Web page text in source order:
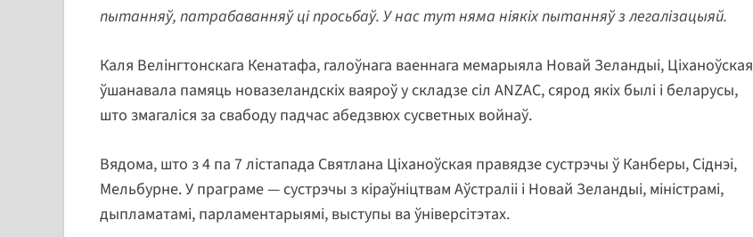
пытанняў, патрабаванняў ці просьбаў. У нас тут няма ніякіх пытанняў з легалізацыяй.
Каля Велінгтонскага Кенатафа, галоўнага ваеннага мемарыяла Новай Зеландыі, Ціханоўская
ўшанавала памяць новазеландскіх ваяроў у складзе сіл ANZAC, сярод якіх былі і беларусы,
што змагаліся за свабоду падчас абедзвюх сусветных войнаў.
Вядома, што з 4 па 7 лістапада Святлана Ціханоўская правядзе сустрэчы ў Канберы, Сіднэі,
Мельбурне. У праграме — сустрэчы з кіраўніцтвам Аўстраліі і Новай Зеландыі, міністрамі,
дыпламатамі, парламентарыямі, выступы ва ўніверсітэтах.